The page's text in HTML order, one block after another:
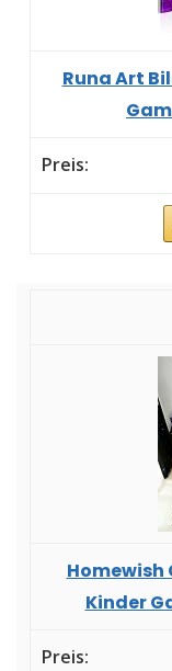
Runa Art
Homewish
Kinder